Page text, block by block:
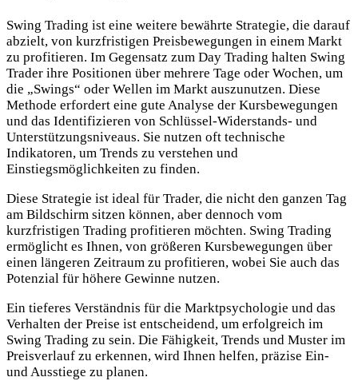
Swing Trading ist eine weitere bewährte Strategie, die darauf
abzielt, von kurzfristigen Preisbewegungen in einem Markt
zu profitieren. Im Gegensatz zum Day Trading halten Swing
Trader ihre Positionen über mehrere Tage oder Wochen, um
die „Swings“ oder Wellen im Markt auszunutzen. Diese
Methode erfordert eine gute Analyse der Kursbewegungen
und das Identifizieren von Schlüssel-Widerstands- und
Unterstützungsniveaus. Sie nutzen oft technische
Indikatoren, um Trends zu verstehen und
Einstiegsmöglichkeiten zu finden.
Diese Strategie ist ideal für Trader, die nicht den ganzen Tag
am Bildschirm sitzen können, aber dennoch vom
kurzfristigen Trading profitieren möchten. Swing Trading
ermöglicht es Ihnen, von größeren Kursbewegungen über
einen längeren Zeitraum zu profitieren, wobei Sie auch das
Potenzial für höhere Gewinne nutzen.
Ein tieferes Verständnis für die Marktpsychologie und das
Verhalten der Preise ist entscheidend, um erfolgreich im
Swing Trading zu sein. Die Fähigkeit, Trends und Muster im
Preisverlauf zu erkennen, wird Ihnen helfen, präzise Ein-
und Ausstiege zu planen.